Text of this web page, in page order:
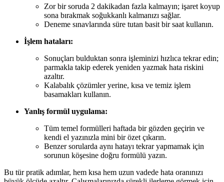
Zor bir soruda 2 dakikadan fazla kalmayın; işaret koyup
sona bırakmak soğukkanlı kalmanızı sağlar.
Deneme sınavlarında süre tutan basit bir saat kullanın.
İşlem hataları:
Sonuçları bulduktan sonra işleminizi hızlıca tekrar edin;
parmakla takip ederek yeniden yazmak hata riskini
azaltır.
Kalabalık çözümler yerine, kısa ve temiz işlem
basamakları kullanın.
Yanlış formül uygulama:
Tüm temel formülleri haftada bir gözden geçirin ve
kendi el yazınızla mini bir özet çıkarın.
Benzer sorularda aynı hatayı tekrar yapmamak için
sorunun köşesine doğru formülü yazın.
Bu tür pratik adımlar, hem kısa hem uzun vadede hata oranınızı